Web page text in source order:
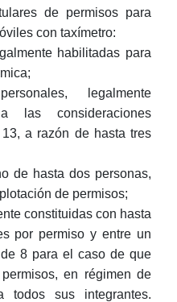
de permisos para
con taxímetro:
habilitadas para
legalmente
las consideraciones
a razón de hasta tres
de hasta dos personas,
de permisos;
constituidas con hasta
por permiso y entre un
8 para el caso de que
en régimen de
todos sus integrantes.